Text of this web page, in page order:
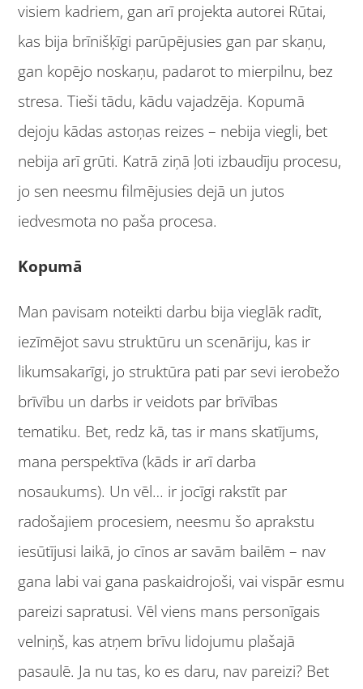
visiem kadriem, gan arī projekta autorei Rūtai,
kas bija brīnišķīgi parūpējusies gan par skaņu,
gan kopējo noskaņu, padarot to mierpilnu, bez
stresa. Tieši tādu, kādu vajadzēja. Kopumā
dejoju kādas astoņas reizes – nebija viegli, bet
nebija arī grūti. Katrā ziņā ļoti izbaudīju procesu,
jo sen neesmu filmējusies dejā un jutos
iedvesmota no paša procesa.
Kopumā
Man pavisam noteikti darbu bija vieglāk radīt,
iezīmējot savu struktūru un scenāriju, kas ir
likumsakarīgi, jo struktūra pati par sevi ierobežo
brīvību un darbs ir veidots par brīvības
tematiku. Bet, redz kā, tas ir mans skatījums,
mana perspektīva (kāds ir arī darba
nosaukums). Un vēl… ir jocīgi rakstīt par
radošajiem procesiem, neesmu šo aprakstu
iesūtījusi laikā, jo cīnos ar savām bailēm – nav
gana labi vai gana paskaidrojoši, vai vispār esmu
pareizi sapratusi. Vēl viens mans personīgais
velniņš, kas atņem brīvu lidojumu plašajā
pasaulē. Ja nu tas, ko es daru, nav pareizi? Bet